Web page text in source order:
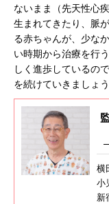
ないまま（先天性心疾
生まれてきたり、脈
る赤ちゃんが、少な
い時期から治療を行
しく進歩しているの
を続けていきましょう
横
小
新